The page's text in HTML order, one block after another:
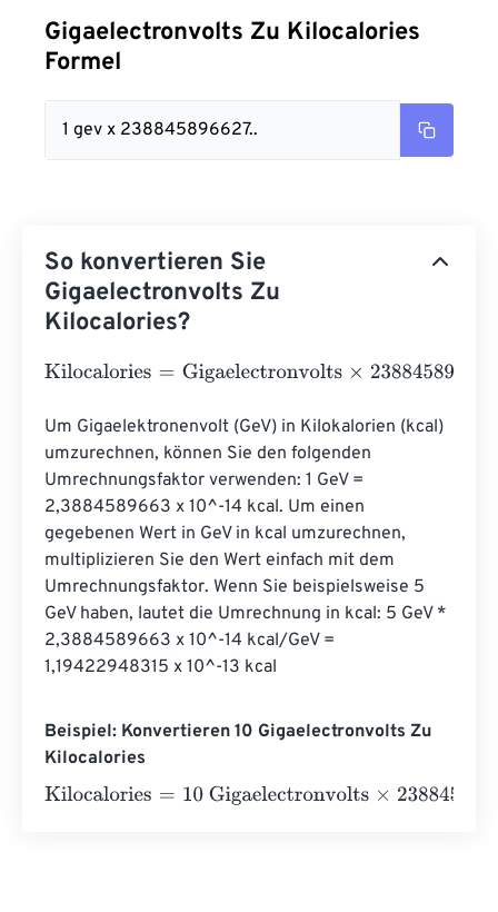
Gigaelectronvolts Zu Kilocalories
Formel
1 gev x 238845896627..
So konvertieren Sie
Gigaelectronvolts Zu
Kilocalories?
Kilocalories=Gigaelectronvolts×
Um Gigaelektronenvolt (GeV) in Kilokalorien (kcal)
umzurechnen, können Sie den folgenden
Umrechnungsfaktor verwenden: 1 GeV =
2,3884589663 x 10^-14 kcal. Um einen
gegebenen Wert in GeV in kcal umzurechnen,
multiplizieren Sie den Wert einfach mit dem
Umrechnungsfaktor. Wenn Sie beispielsweise 5
GeV haben, lautet die Umrechnung in kcal: 5 GeV *
2,3884589663 x 10^-14 kcal/GeV =
1,19422948315 x 10^-13 kcal
Beispiel: Konvertieren 10 Gigaelectronvolts Zu
Kilocalories
Kilocalories=10 Gigaelectronvolts×